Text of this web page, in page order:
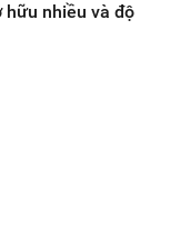
hữu nhiều và độ